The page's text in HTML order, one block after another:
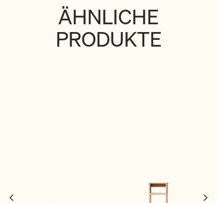
ÄHNLICHE
PRODUKTE